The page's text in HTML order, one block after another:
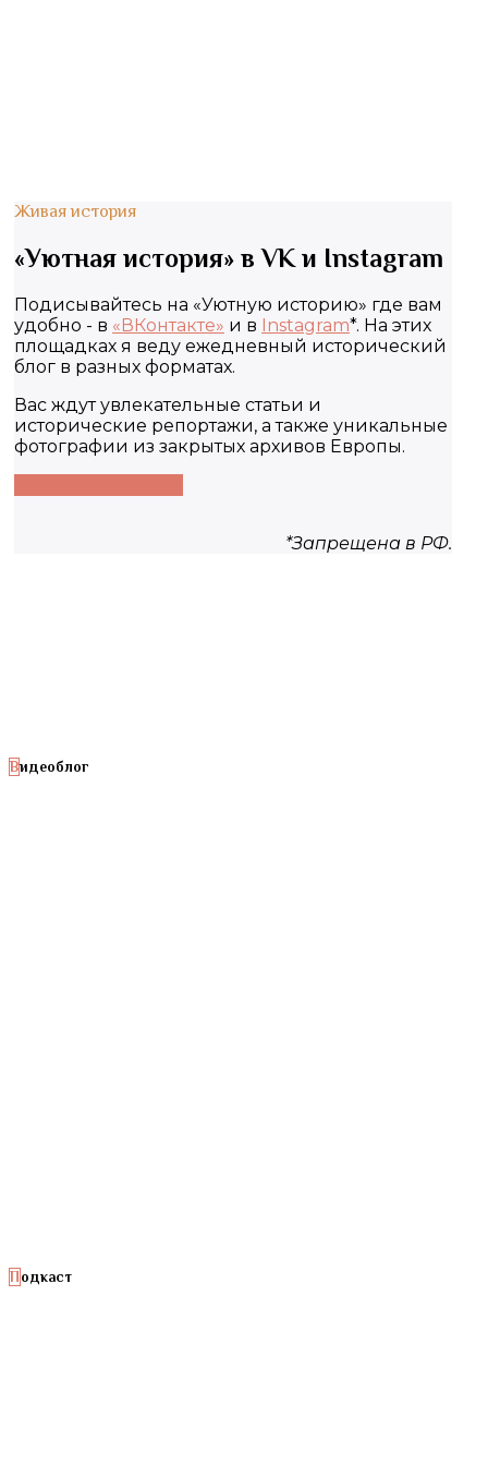
Живая история
«Уютная история» в VK и Instagram
Подисывайтесь на «Уютную историю» где вам
удобно - в «ВКонтакте» и в Instagram*. На этих
площадках я веду ежедневный исторический
блог в разных форматах.
Вас ждут увлекательные статьи и
исторические репортажи, а также уникальные
фотографии из закрытых архивов Европы.
*Запрещена в РФ.
Видеоблог
Подкаст